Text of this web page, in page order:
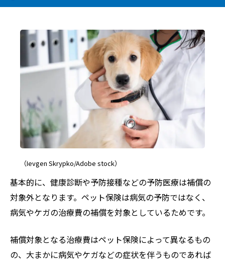
（Ievgen Skrypko/Adobe stock）
基本的に、健康診断や予防接種などの予防医療は補償の
対象外となります。ペット保険は病気の予防ではなく、
病気やケガの治療費の補償を対象としているためです。
補償対象となる治療費はペット保険によって異なるもの
の、大まかに病気やケガなどの症状を伴うものであれば